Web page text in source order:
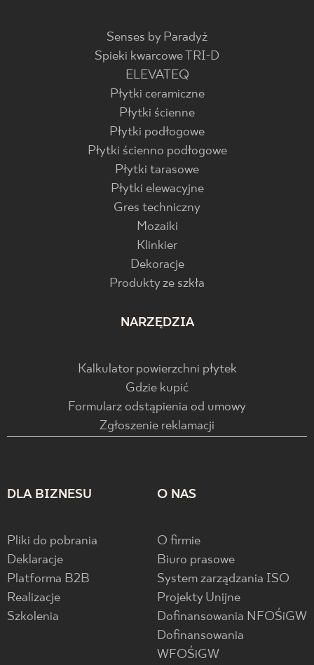
Senses by Paradyż
Spieki kwarcowe TRI-D
ELEVATEQ
Płytki ceramiczne
Płytki ścienne
Płytki podłogowe
Płytki ścienno podłogowe
Płytki tarasowe
Płytki elewacyjne
Gres techniczny
Mozaiki
Klinkier
Dekoracje
Produkty ze szkła
NARZĘDZIA
Kalkulator powierzchni płytek
Gdzie kupić
Formularz odstąpienia od umowy
Zgłoszenie reklamacji
DLA BIZNESU
Pliki do pobrania
Deklaracje
Platforma B2B
Realizacje
Szkolenia
O NAS
O firmie
Biuro prasowe
System zarządzania ISO
Projekty Unijne
Dofinansowania NFOŚiGW
Dofinansowania
WFOŚiGW